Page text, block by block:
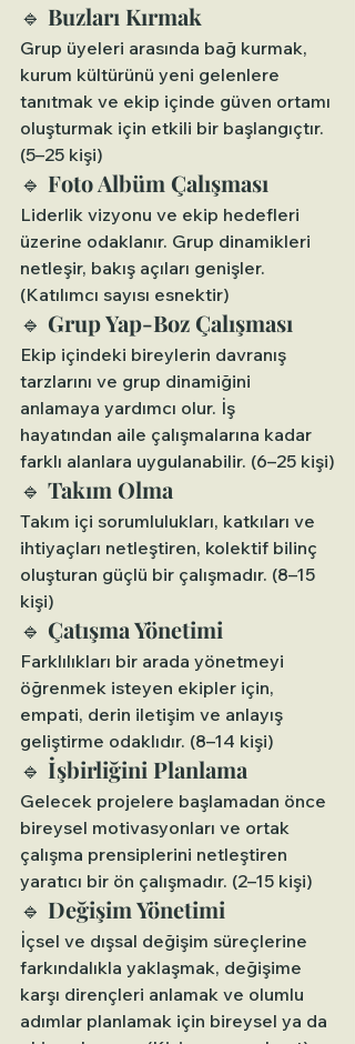
🔹 Buzları Kırmak
Grup üyeleri arasında bağ kurmak,
kurum kültürünü yeni gelenlere
tanıtmak ve ekip içinde güven ortamı
oluşturmak için etkili bir başlangıçtır.
(5–25 kişi)
🔹 Foto Albüm Çalışması
Liderlik vizyonu ve ekip hedefleri
üzerine odaklanır. Grup dinamikleri
netleşir, bakış açıları genişler.
(Katılımcı sayısı esnektir)
🔹 Grup Yap-Boz Çalışması
Ekip içindeki bireylerin davranış
tarzlarını ve grup dinamiğini
anlamaya yardımcı olur. İş
hayatından aile çalışmalarına kadar
farklı alanlara uygulanabilir. (6–25 kişi)
🔹 Takım Olma
Takım içi sorumlulukları, katkıları ve
ihtiyaçları netleştiren, kolektif bilinç
oluşturan güçlü bir çalışmadır. (8–15
kişi)
🔹 Çatışma Yönetimi
Farklılıkları bir arada yönetmeyi
öğrenmek isteyen ekipler için,
empati, derin iletişim ve anlayış
geliştirme odaklıdır. (8–14 kişi)
🔹 İşbirliğini Planlama
Gelecek projelere başlamadan önce
bireysel motivasyonları ve ortak
çalışma prensiplerini netleştiren
yaratıcı bir ön çalışmadır. (2–15 kişi)
🔹 Değişim Yönetimi
İçsel ve dışsal değişim süreçlerine
farkındalıkla yaklaşmak, değişime
karşı dirençleri anlamak ve olumlu
adımlar planlamak için bireysel ya da